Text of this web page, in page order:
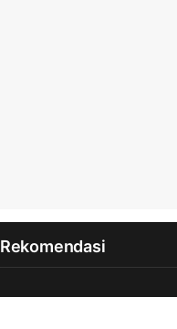
Rekomendasi